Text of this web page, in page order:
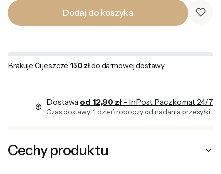
Dodaj do koszyka
Brakuje Ci jeszcze 150 złdo darmowej dostawy
Dostawa od 12,90 zł - InPost Paczkomat 24/7
Czas dostawy: 1 dzień roboczy od nadania przesyłki
Cechy produktu